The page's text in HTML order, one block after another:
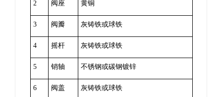
2 阀座 黄铜
3 阀瓣 灰铸铁或球铁
4 摇杆 灰铸铁或球铁
5 销轴 不锈钢或碳钢镀锌
6 阀盖 灰铸铁或球铁